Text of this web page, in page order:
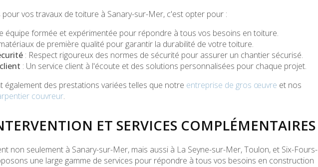
pour vos travaux de toiture à Sanary-sur-Mer, c'est opter pour :
équipe formée et expérimentée pour répondre à tous vos besoins en toiture.
de première qualité pour garantir la durabilité de votre toiture.
: Respect rigoureux des normes de sécurité pour assurer un chantier sécurisé.
: Un service client à l'écoute et des solutions personnalisées pour chaque projet.
également des prestations variées telles que notre entreprise de gros œuvre et nos
couvreur.
ET SERVICES COMPLÉMENTAIRES
non seulement à Sanary-sur-Mer, mais aussi à La Seyne-sur-Mer, Toulon, et Six-Fours-
une large gamme de services pour répondre à tous vos besoins en construction